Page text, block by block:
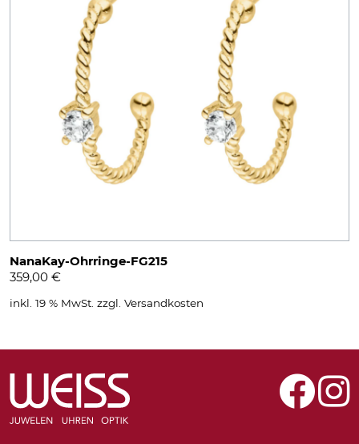
NanaKay-Ohrringe-FG215
359,00 €
inkl. 19 % MwSt. zzgl. Versandkosten